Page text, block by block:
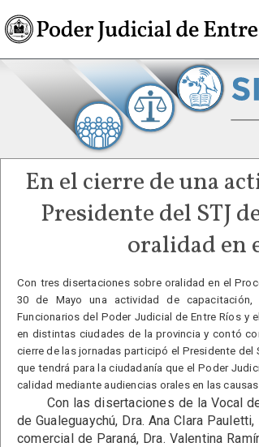
En el cierre de una
Presidente del STJ
oralidad en
Con tres disertaciones sobre oralidad en el
30 de Mayo una actividad de
Funcionarios del Poder Judicial de Entre Ríos y
en distintas ciudades de la provincia y contó
cierre de las jornadas participó el Presidente del
que tendrá para la ciudadanía que el Poder
calidad mediante audiencias orales en las
Con las disertaciones de la Vocal de
de Gualeguaychú, Dra. Ana Clara
comercial de Paraná, Dra. Valentina